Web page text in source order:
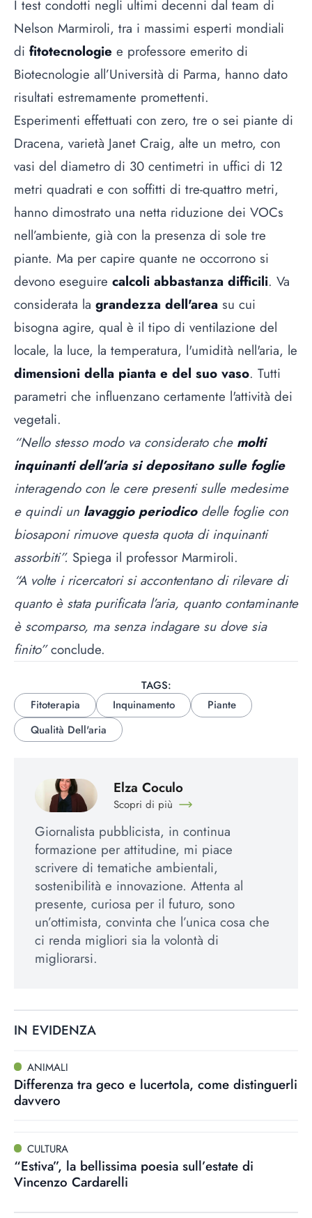
I test condotti negli ultimi decenni dal team di
Nelson Marmiroli, tra i massimi esperti mondiali
di fitotecnologie e professore emerito di
Biotecnologie all’Università di Parma, hanno dato
risultati estremamente promettenti.
Esperimenti effettuati con zero, tre o sei piante di
Dracena, varietà Janet Craig, alte un metro, con
vasi del diametro di 30 centimetri in uffici di 12
metri quadrati e con soffitti di tre-quattro metri,
hanno dimostrato una netta riduzione dei VOCs
nell’ambiente, già con la presenza di sole tre
piante. Ma per capire quante ne occorrono si
devono eseguire calcoli abbastanza difficili. Va
considerata la grandezza dell'area su cui
bisogna agire, qual è il tipo di ventilazione del
locale, la luce, la temperatura, l'umidità nell'aria, le
dimensioni della pianta e del suo vaso. Tutti
parametri che influenzano certamente l'attività dei
vegetali.
“Nello stesso modo va considerato che molti
inquinanti dell’aria si depositano sulle foglie
interagendo con le cere presenti sulle medesime
e quindi un lavaggio periodico delle foglie con
biosaponi rimuove questa quota di inquinanti
assorbiti”. Spiega il professor Marmiroli.
“A volte i ricercatori si accontentano di rilevare di
quanto è stata purificata l’aria, quanto contaminante
è scomparso, ma senza indagare su dove sia
finito”conclude.
TAGS:
Fitoterapia
Inquinamento
Piante
Qualità Dell'aria
Elza Coculo
Scopri di più
Giornalista pubblicista, in continua
formazione per attitudine, mi piace
scrivere di tematiche ambientali,
sostenibilità e innovazione. Attenta al
presente, curiosa per il futuro, sono
un’ottimista, convinta che l’unica cosa che
ci renda migliori sia la volontà di
migliorarsi.
IN EVIDENZA
ANIMALI
Differenza tra geco e lucertola, come distinguerli
davvero
CULTURA
“Estiva”, la bellissima poesia sull’estate di
Vincenzo Cardarelli